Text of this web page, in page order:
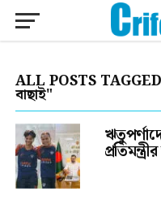
ALL POSTS
বাছাই"